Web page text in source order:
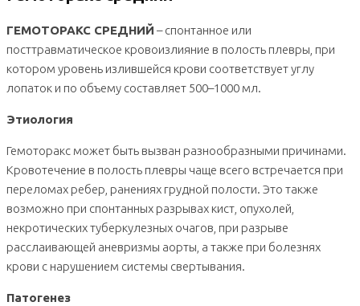
ГЕМОТОРАКС СРЕДНИЙ – спонтанное или
посттравматическое кровоизлияние в полость плевры, при
котором уровень излившейся крови соответствует углу
лопаток и по объему составляет 500–1000 мл.
Этиология
Гемоторакс может быть вызван разнообразными причинами.
Кровотечение в полость плевры чаще всего встречается при
переломах ребер, ранениях грудной полости. Это также
возможно при спонтанных разрывах кист, опухолей,
некротических туберкулезных очагов, при разрыве
расслаивающей аневризмы аорты, а также при болезнях
крови с нарушением системы свертывания.
Патогенез